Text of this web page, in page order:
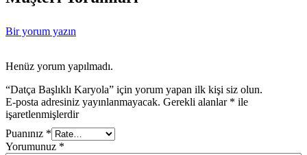
Bir yorum yazın
Henüz yorum yapılmadı.
“Datça Başlıklı Karyola” için yorum yapan ilk kişi siz olun.
E-posta adresiniz yayınlanmayacak. Gerekli alanlar * ile
işaretlenmişlerdir
Puanınız *
Yorumunuz *